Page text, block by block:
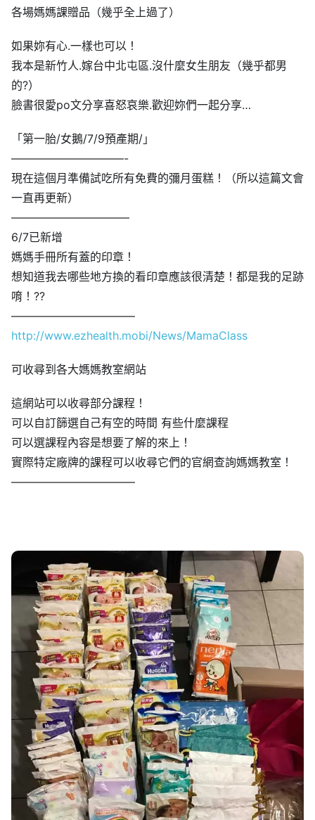
各場媽媽課贈品（幾乎全上過了）
如果妳有心.一樣也可以！
我本是新竹人.嫁台中北屯區.沒什麼女生朋友（幾乎都男
的?）
臉書很愛po文分享喜怒哀樂.歡迎妳們一起分享…
「第一胎/女鵝/7/9預產期/」
——————————-
現在這個月準備試吃所有免費的彌月蛋糕！（所以這篇文會
一直再更新）
——————————–
6/7已新增
媽媽手冊所有蓋的印章！
想知道我去哪些地方換的看印章應該很清楚！都是我的足跡
唷！ ??
———————————
http://www.ezhealth.mobi/News/MamaClass
可收尋到各大媽媽教室網站
這網站可以收尋部分課程！
可以自訂篩選自己有空的時間 有些什麼課程
可以選課程內容是想要了解的來上！
實際特定廠牌的課程可以收尋它們的官網查詢媽媽教室！
———————————